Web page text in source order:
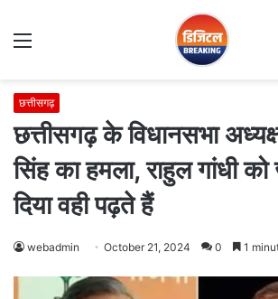
Menu
छत्तीसगढ़
छत्तीसगढ़ के विधानसभा
सिंह का हमला, राहुल गांधी
दिया वही पढ़ते हैं
webadmin October 21, 2024 0 1